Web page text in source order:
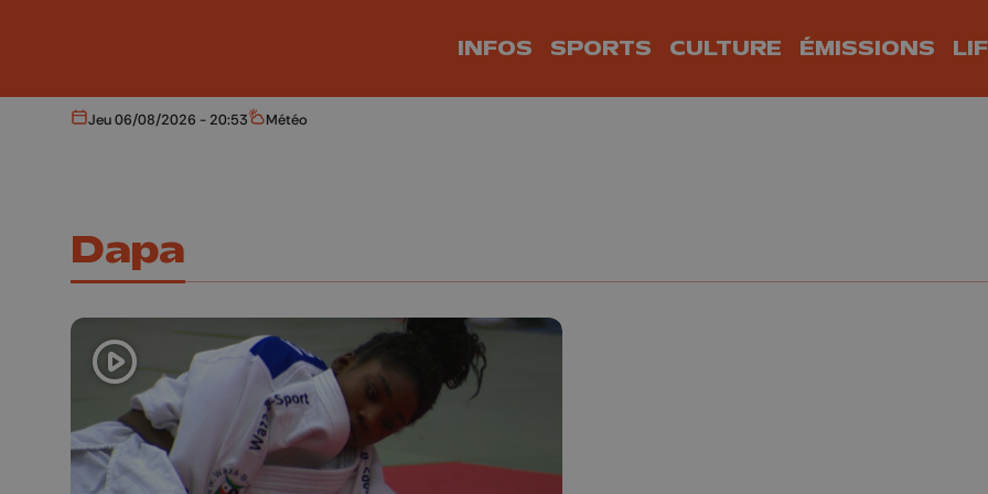
INFOS SPORTS CULTURE ÉMISSIONS
Aujourd'hui
Jeu 06/08/2026 - 20:53 Météo
Météo
Dapa